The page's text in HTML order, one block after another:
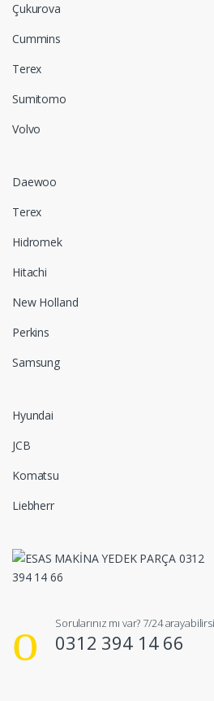
Çukurova
Cummins
Terex
Sumitomo
Volvo
Daewoo
Terex
Hidromek
Hitachi
New Holland
Perkins
Samsung
Hyundai
JCB
Komatsu
Liebherr
Sorularınız mı var? 7/24
0312 394 14 66